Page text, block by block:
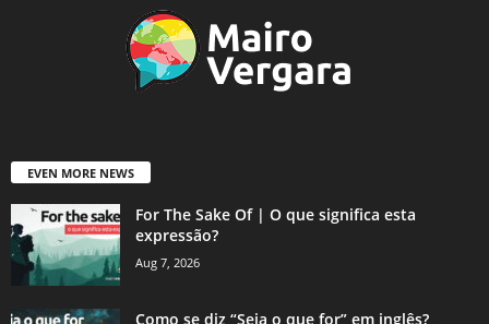
EVEN MORE NEWS
For The Sake Of | O que significa esta
expressão?
Aug 7, 2026
Como se diz “Seja o que for” em inglês?